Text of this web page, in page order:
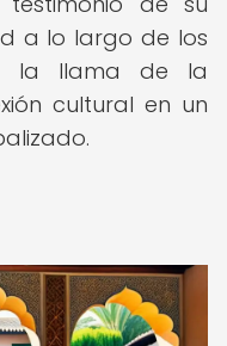
a lo largo de los
la llama de la
cultural en un